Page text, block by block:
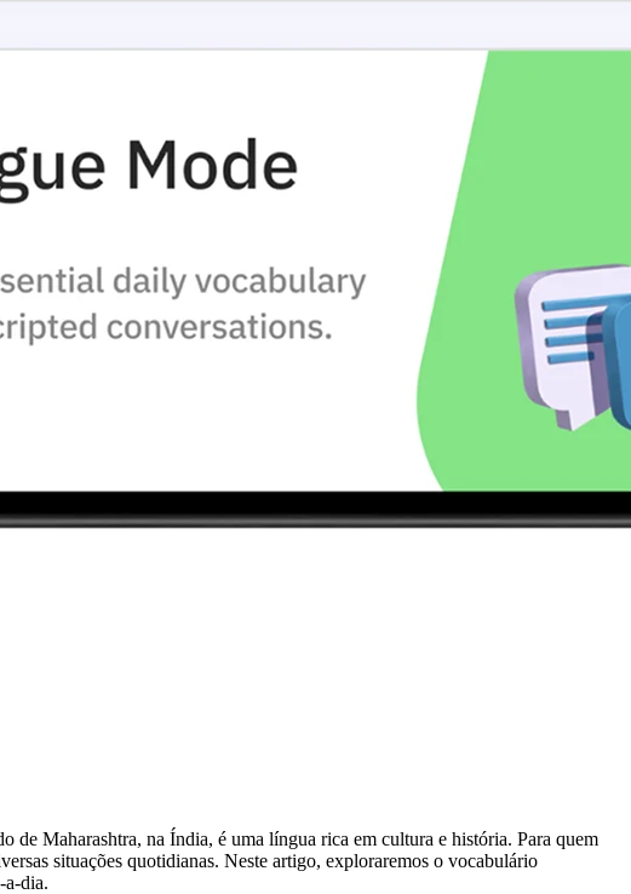
de Maharashtra, na Índia, é uma língua rica em cultura e história. Para quem
situações quotidianas. Neste artigo, exploraremos o vocabulário
a-dia.